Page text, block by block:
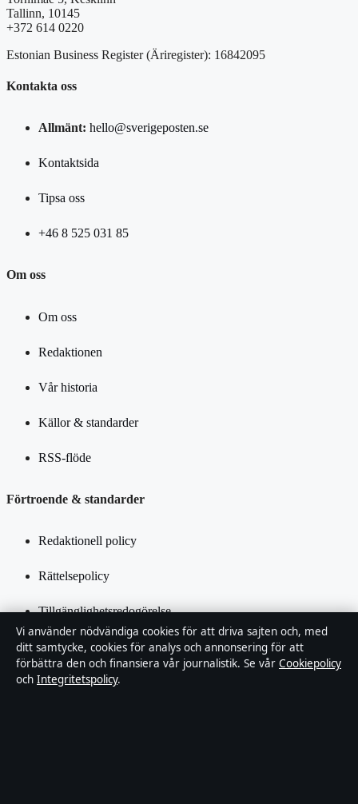
Tallinn, 10145
+372 614 0220
Estonian Business Register (Äriregister): 16842095
Kontakta oss
Allmänt: hello@sverigeposten.se
Kontaktsida
Tipsa oss
+46 8 525 031 85
Om oss
Om oss
Redaktionen
Vår historia
Källor & standarder
RSS-flöde
Förtroende & standarder
Redaktionell policy
Rättelsepolicy
Tillgänglighetsredogörelse
Integritetspolicy
Kändisar & integritet
Vi använder nödvändiga cookies för att driva sajten och, med
ditt samtycke, cookies för analys och annonsering för att
förbättra den och finansiera vår journalistik. Se vår Cookiepolicy
och Integritetspolicy.